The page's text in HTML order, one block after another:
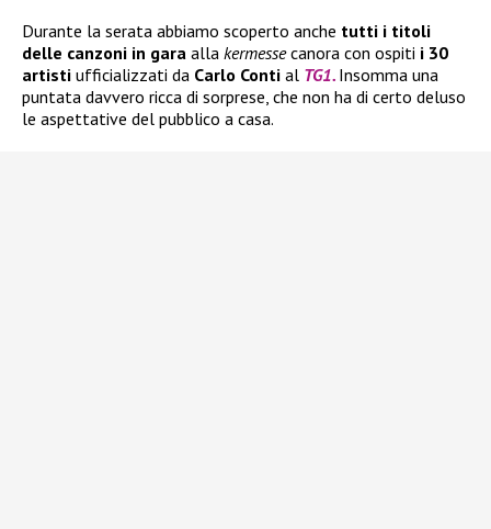
Durante la serata abbiamo scoperto anche tutti i titoli
delle canzoni in gara alla kermessecanora con ospiti i 30
artisti ufficializzati da Carlo Conti al TG1. Insomma una
puntata davvero ricca di sorprese, che non ha di certo deluso
le aspettative del pubblico a casa.